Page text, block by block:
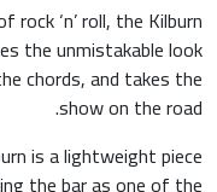
‘n’ roll, the Kilburn
the unmistakable look
chords, and takes the
show on the road.
is a lightweight piece
the bar as one of the